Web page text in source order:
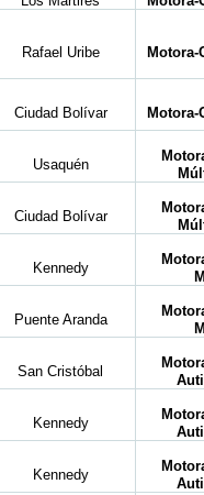
Rafael Uribe Motora-
Ciudad Bolívar Motora-
Usaquén
Ciudad Bolívar
Kennedy
Puente Aranda
San Cristóbal
Kennedy
Kennedy